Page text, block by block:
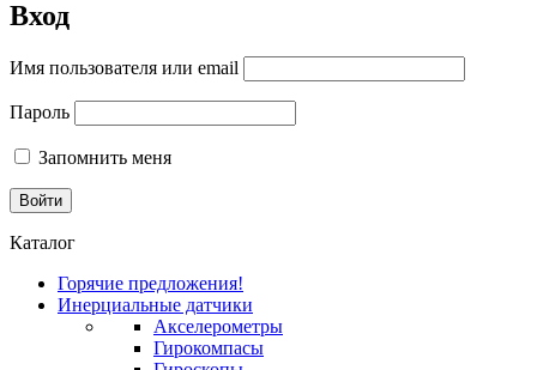
Вход
Имя пользователя или email
Пароль
Запомнить меня
Каталог
Горячие предложения!
Инерциальные датчики
Акселерометры
Гирокомпасы